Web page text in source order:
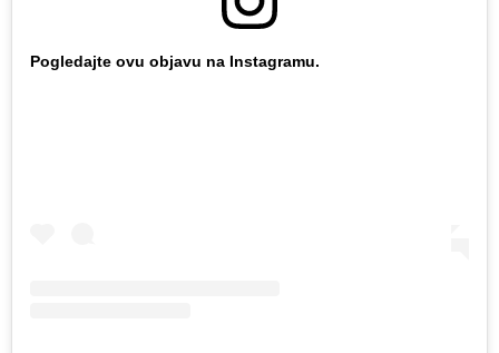
Pogledajte ovu objavu na Instagramu.